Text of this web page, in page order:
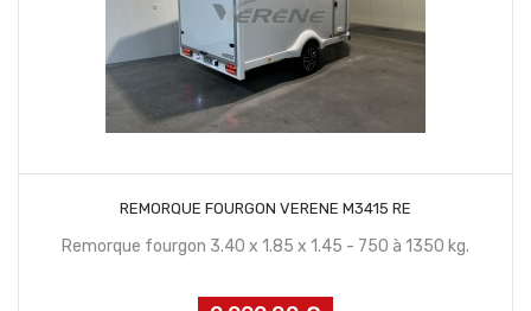
REMORQUE FOURGON VERENE M3415 RE
Remorque fourgon 3.40 x 1.85 x 1.45 - 750 à 1350 kg.